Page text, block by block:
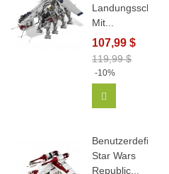
Landungsschiff
Mit...
107,99 $
119,99 $
-10%
Benutzerdefinierte
Star Wars
Republic...